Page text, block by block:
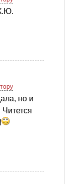
но и